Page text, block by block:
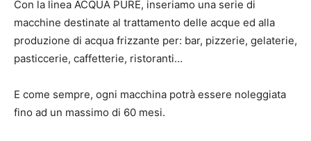
Con la linea ACQUA PURE, inseriamo una serie di
macchine destinate al trattamento delle acque ed alla
produzione di acqua frizzante per: bar, pizzerie, gelaterie,
pasticcerie, caffetterie, ristoranti…
E come sempre, ogni macchina potrà essere noleggiata
fino ad un massimo di 60 mesi.